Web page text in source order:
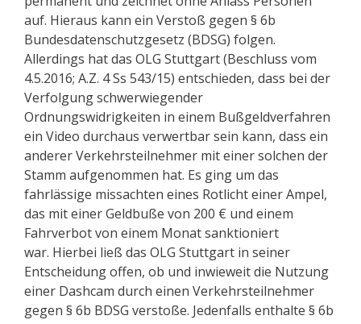
auf. Hieraus kann ein Verstoß gegen § 6b
Bundesdatenschutzgesetz (BDSG) folgen.
Allerdings hat das OLG Stuttgart (Beschluss vom
4.5.2016; A.Z. 4 Ss 543/15) entschieden, dass bei der
Verfolgung schwerwiegender
Ordnungswidrigkeiten in einem Bußgeldverfahren
ein Video durchaus verwertbar sein kann, dass ein
anderer Verkehrsteilnehmer mit einer solchen der
Stamm aufgenommen hat. Es ging um das
fahrlässige missachten eines Rotlicht einer Ampel,
das mit einer Geldbuße von 200 € und einem
Fahrverbot von einem Monat sanktioniert
war. Hierbei ließ das OLG Stuttgart in seiner
Entscheidung offen, ob und inwieweit die Nutzung
einer Dashcam durch einen Verkehrsteilnehmer
gegen § 6b BDSG verstoße. Jedenfalls enthalte § 6b